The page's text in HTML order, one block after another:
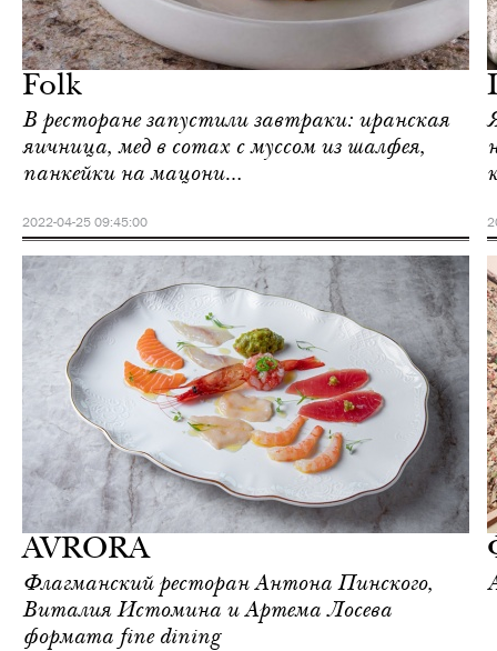
Folk
В ресторане запустили завтраки: иранская
яичница, мед в сотах с муссом из шалфея,
панкейки на мацони…
2022-04-25 09:45:00
AVRORA
Флагманский ресторан Антона Пинского,
Виталия Истомина и Артема Лосева
формата fine dining